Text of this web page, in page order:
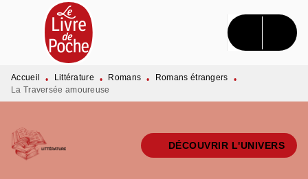
MENU RECHERCHE CONTENU
PIED DE PAGE
Accueil • Littérature • Romans • Romans étrangers
•
La Traversée amoureuse
DÉCOUVRIR L'UNIVERS